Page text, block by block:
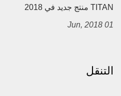
TITAN منتج جديد في 2018
01 Jun, 2018
التنقل